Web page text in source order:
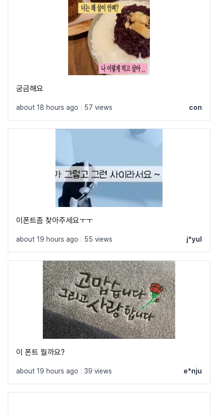
궁금해요
about 18 hours ago 57 views con
이폰트좀 찾아주세요ㅜㅜ
about 19 hours ago 55 views j*yul
이 폰트 뭘까요?
about 19 hours ago 39 views e*nju